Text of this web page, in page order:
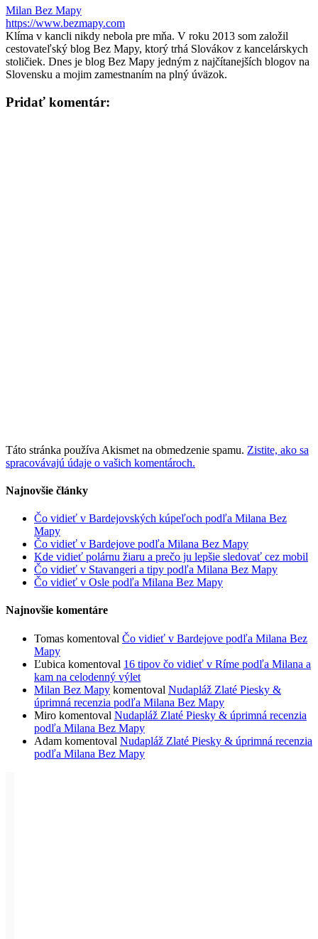
Milan Bez Mapy
https://www.bezmapy.com
Klíma v kancli nikdy nebola pre mňa. V roku 2013 som založil
cestovateľský blog Bez Mapy, ktorý trhá Slovákov z kancelárskych
stoličiek. Dnes je blog Bez Mapy jedným z najčítanejších blogov na
Slovensku a mojim zamestnaním na plný úväzok.
Pridať komentár:
Táto stránka používa Akismet na obmedzenie spamu. Zistite, ako sa
spracovávajú údaje o vašich komentároch.
Najnovšie články
Čo vidieť v Bardejovských kúpeľoch podľa Milana Bez
Mapy
Čo vidieť v Bardejove podľa Milana Bez Mapy
Kde vidieť polárnu žiaru a prečo ju lepšie sledovať cez mobil
Čo vidieť v Stavangeri a tipy podľa Milana Bez Mapy
Čo vidieť v Osle podľa Milana Bez Mapy
Najnovšie komentáre
Tomas komentoval Čo vidieť v Bardejove podľa Milana Bez
Mapy
Ľubica komentoval 16 tipov čo vidieť v Ríme podľa Milana a
kam na celodenný výlet
Milan Bez Mapy komentoval Nudapláž Zlaté Piesky &
úprimná recenzia podľa Milana Bez Mapy
Miro komentoval Nudapláž Zlaté Piesky & úprimná recenzia
podľa Milana Bez Mapy
Adam komentoval Nudapláž Zlaté Piesky & úprimná recenzia
podľa Milana Bez Mapy